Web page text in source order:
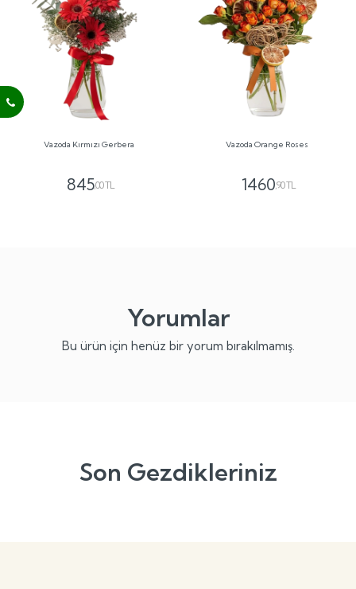
Vazoda Kırmızı Gerbera
845,00 TL
Vazoda Orange Roses
1460,90 TL
Yorumlar
Bu ürün için henüz bir yorum bırakılmamış.
Son Gezdikleriniz